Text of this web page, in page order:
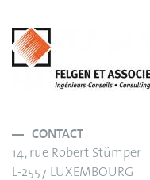
CONTACT
14, rue Robert Stümper
L-2557 LUXEMBOURG